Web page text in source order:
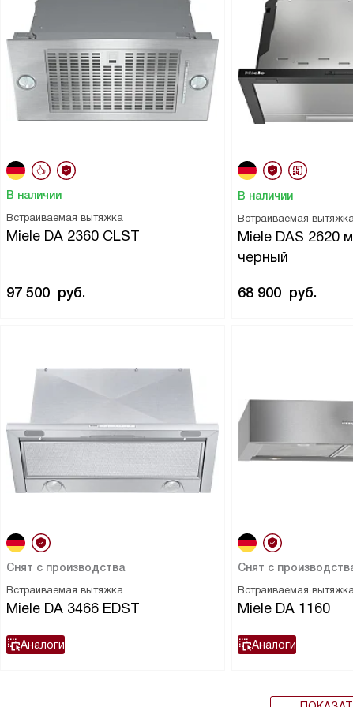
Встраиваемая вытяжка
Miele DA 2360 CLST
В наличии
97 500 руб.
Встраиваемая
Miele DAS 2620
черный
В наличии
68 900 руб.
Встраиваемая вытяжка
Miele DA 3466 EDST
Снят с производства
Аналоги
Встраиваемая
Miele DA 1160
Снят с
Аналоги